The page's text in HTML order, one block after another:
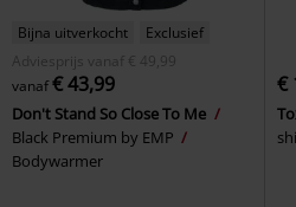
Bijna uitverkocht
Exclusief
Adviesprijs
vanaf € 49,99
vanaf€ 43,99
Don't Stand So Close To Me
Black Premium by EMP
Bodywarmer
€